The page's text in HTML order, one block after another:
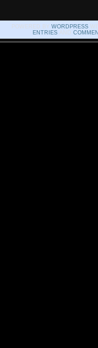
POWERED BY WORDPRESS
ENTRIESAND